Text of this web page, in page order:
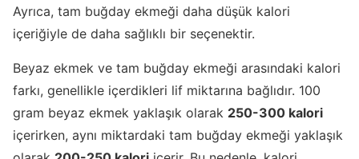
Ayrıca, tam buğday ekmeği daha düşük kalori
içeriğiyle de daha sağlıklı bir seçenektir.
Beyaz ekmek ve tam buğday ekmeği arasındaki kalori
farkı, genellikle içerdikleri lif miktarına bağlıdır. 100
gram beyaz ekmek yaklaşık olarak 250-300 kalori
içerirken, aynı miktardaki tam buğday ekmeği yaklaşık